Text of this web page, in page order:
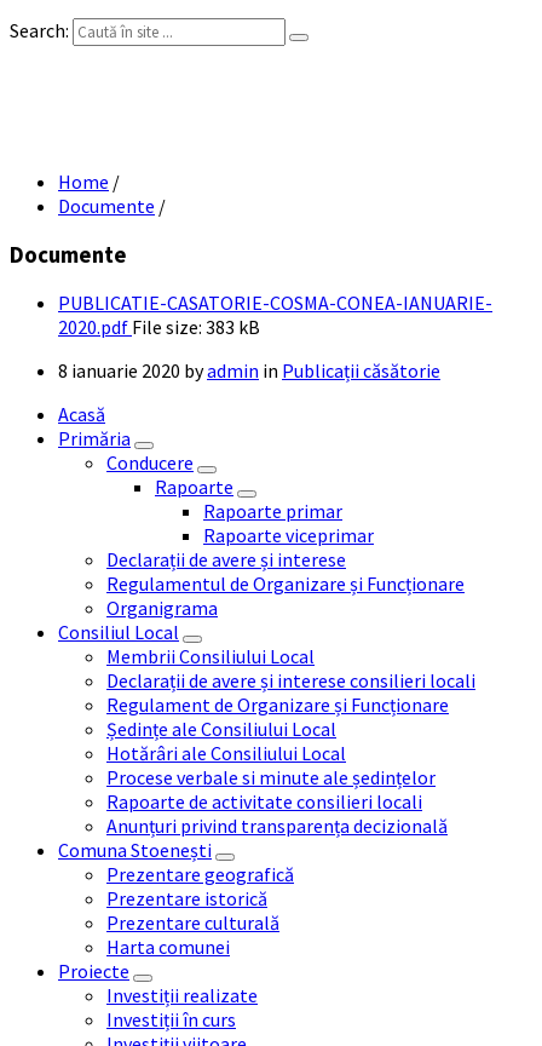
Search:
Home /
Documente /
Documente
PUBLICATIE-CASATORIE-COSMA-CONEA-IANUARIE-
2020.pdf File size: 383 kB
8 ianuarie 2020 byadmin in Publicații căsătorie
Acasă
Primăria
Conducere
Rapoarte
Rapoarte primar
Rapoarte viceprimar
Declarații de avere și interese
Regulamentul de Organizare și Funcționare
Organigrama
Consiliul Local
Membrii Consiliului Local
Declarații de avere și interese consilieri locali
Regulament de Organizare și Funcționare
Ședințe ale Consiliului Local
Hotărâri ale Consiliului Local
Procese verbale si minute ale ședințelor
Rapoarte de activitate consilieri locali
Anunțuri privind transparența decizională
Comuna Stoenești
Prezentare geografică
Prezentare istorică
Prezentare culturală
Harta comunei
Proiecte
Investiții realizate
Investiții în curs